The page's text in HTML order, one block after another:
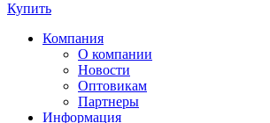
Купить
Компания
О компании
Новости
Оптовикам
Партнеры
Информация